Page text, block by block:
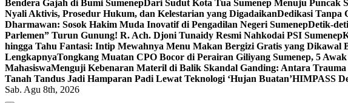
Bendera Gajah di Bumi SumenepDari Sudut Kota Tua Sumenep Menuju Puncak
Nyali Aktivis, Prosedur Hukum, dan Kelestarian yang DigadaikanDedikasi Tanpa
Dharmawan: Sosok Hakim Muda Inovatif di Pengadilan Negeri SumenepDetik-
Parlemen” Turun Gunung! R. Ach. Djoni Tunaidy Resmi Nahkodai PSI Sumenep
hingga Tahu Fantasi: Intip Mewahnya Menu Makan Bergizi Gratis yang Dikawal
LengkapnyaTongkang Muatan CPO Bocor di Perairan Giliyang Sumenep, 5
MahasiswaMenguji Kebenaran Materil di Balik Skandal Ganding: Antara Trauma
Tanah Tandus Jadi Hamparan Padi Lewat Teknologi ‘Hujan Buatan’HIMPASS
Sab. Agu 8th, 2026